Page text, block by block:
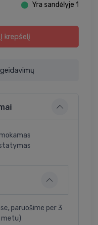
⬤ Yra sandėlyje 1
Į krepšelį
paruošime per 3
metu)